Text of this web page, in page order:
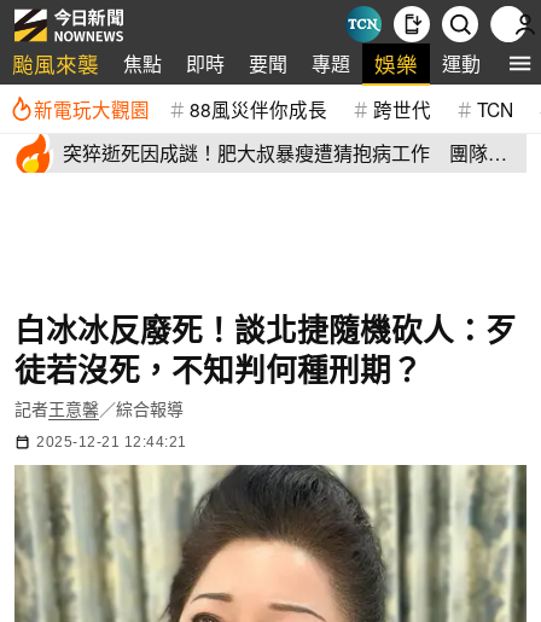
颱風來襲 焦點 即時 要聞 專題 娛樂 運動 全
新電玩大觀園 88風災伴你成長 跨世代 TCN
突猝逝死因成謎！肥大叔暴瘦遭猜抱病工作 團隊宣
白冰冰反廢死！談北捷隨機砍人：歹
徒若沒死，不知判何種刑期？
記者王意馨／綜合報導
2025-12-21 12:44:21